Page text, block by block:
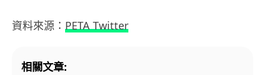
資料來源： PETA Twitter
相關文章: